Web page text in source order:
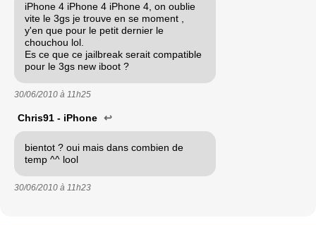
iPhone 4 iPhone 4 iPhone 4, on oublie
vite le 3gs je trouve en se moment ,
y'en que pour le petit dernier le
chouchou lol.
Es ce que ce jailbreak serait compatible
pour le 3gs new iboot ?
30/06/2010 à 11h25
Chris91 - iPhone ↩
bientot ? oui mais dans combien de
temp ^^ lool
30/06/2010 à 11h23